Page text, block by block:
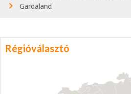
Gardaland
Régióválasztó